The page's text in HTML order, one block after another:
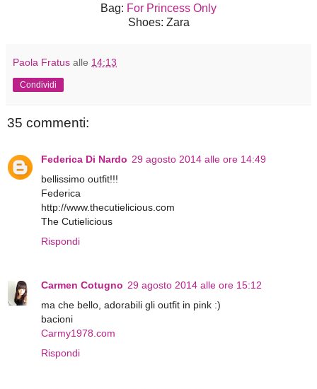
Bag: For Princess Only
Shoes: Zara
Paola Fratus alle 14:13
Condividi
35 commenti:
Federica Di Nardo 29 agosto 2014 alle ore 14:49
bellissimo outfit!!!
Federica
http://www.thecutielicious.com
The Cutielicious
Rispondi
Carmen Cotugno 29 agosto 2014 alle ore 15:12
ma che bello, adorabili gli outfit in pink :)
bacioni
Carmy1978.com
Rispondi